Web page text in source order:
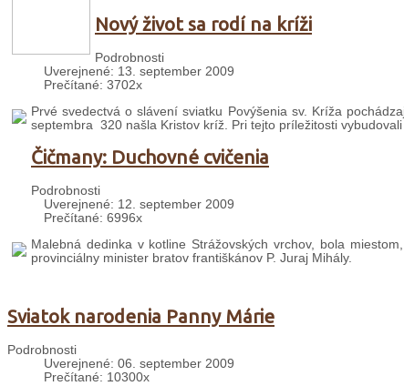
Nový život sa rodí na kríži
Podrobnosti
Uverejnené: 13. september 2009
Prečítané: 3702x
Prvé svedectvá o slávení sviatku Povýšenia sv. Kríža
septembra 320 našla Kristov kríž. Pri tejto príležitosti vybudovali
Čičmany: Duchovné cvičenia
Podrobnosti
Uverejnené: 12. september 2009
Prečítané: 6996x
Malebná dedinka v kotline Strážovských vrchov, bola
provinciálny minister bratov františkánov P. Juraj Mihály.
Sviatok narodenia Panny Márie
Podrobnosti
Uverejnené: 06. september 2009
Prečítané: 10300x